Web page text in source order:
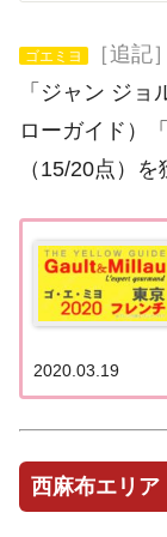
ゴエミヨ
［追記
「ジャン ジ
ローガイド）「
（15/20点）を
2020.03.19
西麻布エリア